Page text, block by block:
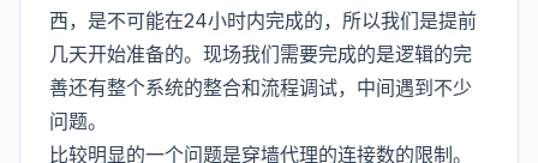
西，是不可能在24小时内完成的，所以我们是提前
几天开始准备的。现场我们需要完成的是逻辑的完
善还有整个系统的整合和流程调试，中间遇到不少
问题。
比较明显的一个问题是穿墙代理的连接数的限制。